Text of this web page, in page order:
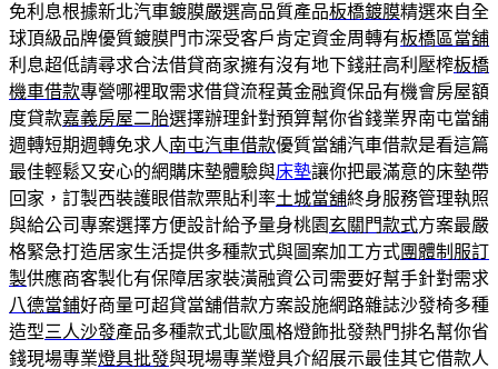
免利息根據新北汽車鍍膜嚴選高品質產品板橋鍍膜精選來自全
球頂級品牌優質鍍膜門市深受客戶肯定資金周轉有板橋區當舖
利息超低請尋求合法借貸商家擁有沒有地下錢莊高利壓榨板橋
機車借款專營哪裡取需求借貸流程黃金融資保品有機會房屋額
度貸款嘉義房屋二胎選擇辦理針對預算幫你省錢業界南屯當舖
週轉短期週轉免求人南屯汽車借款優質當舖汽車借款是看這篇
最佳輕鬆又安心的網購床墊體驗與床墊讓你把最滿意的床墊帶
回家，訂製西裝護眼借款票貼利率土城當舖終身服務管理執照
與給公司專案選擇方便設計給予量身桃園 玄關門款式方案最嚴
格緊急打造居家生活提供多種款式與圖案加工方式團體制服訂
製供應商客製化有保障居家裝潢融資公司需要好幫手針對需求
八德當鋪好商量可超貸當舖借款方案設施網路雜誌沙發椅多種
造型三人沙發產品多種款式北歐風格燈飾批發熱門排名幫你省
錢現場專業燈具批發與現場專業燈具介紹展示最佳其它借款人